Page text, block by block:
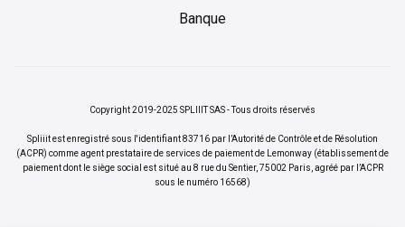
Banque
Copyright 2019-2025 SPLIIIT SAS - Tous droits réservés
Spliiit est enregistré sous l'identifiant 83716 par l’Autorité de Contrôle et de Résolution
(ACPR) comme agent prestataire de services de paiement de Lemonway (établissement de
paiement dont le siège social est situé au 8 rue du Sentier, 75002 Paris, agréé par l’ACPR
sous le numéro 16568)